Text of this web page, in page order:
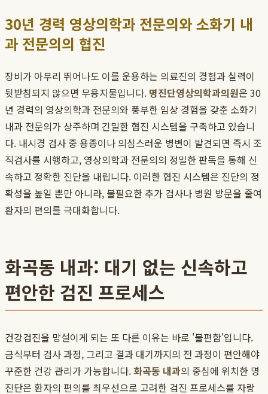
30년 경력 영상의학과 전문의와 소화기 내
과 전문의의 협진
장비가 아무리 뛰어나도 이를 운용하는 의료진의 경험과 실력이
뒷받침되지 않으면 무용지물입니다. 명진단영상의학과의원은 30
년 경력의 영상의학과 전문의와 풍부한 임상 경험을 갖춘 소화기
내과 전문의가 상주하며 긴밀한 협진 시스템을 구축하고 있습니
다. 내시경 검사 중 용종이나 의심스러운 병변이 발견되면 즉시 조
직검사를 시행하고, 영상의학과 전문의의 정밀한 판독을 통해 신
속하고 정확한 진단을 내립니다. 이러한 협진 시스템은 진단의 정
확성을 높일 뿐만 아니라, 불필요한 추가 검사나 병원 방문을 줄여
환자의 편의를 극대화합니다.
화곡동 내과: 대기 없는 신속하고
편안한 검진 프로세스
건강검진을 망설이게 되는 또 다른 이유는 바로 '불편함'입니다.
금식부터 검사 과정, 그리고 결과 대기까지의 전 과정이 편안해야
꾸준한 건강 관리가 가능합니다.화곡동 내과의 중심에 위치한 명
진단은 환자의 편의를 최우선으로 고려한 검진 프로세스를 자랑